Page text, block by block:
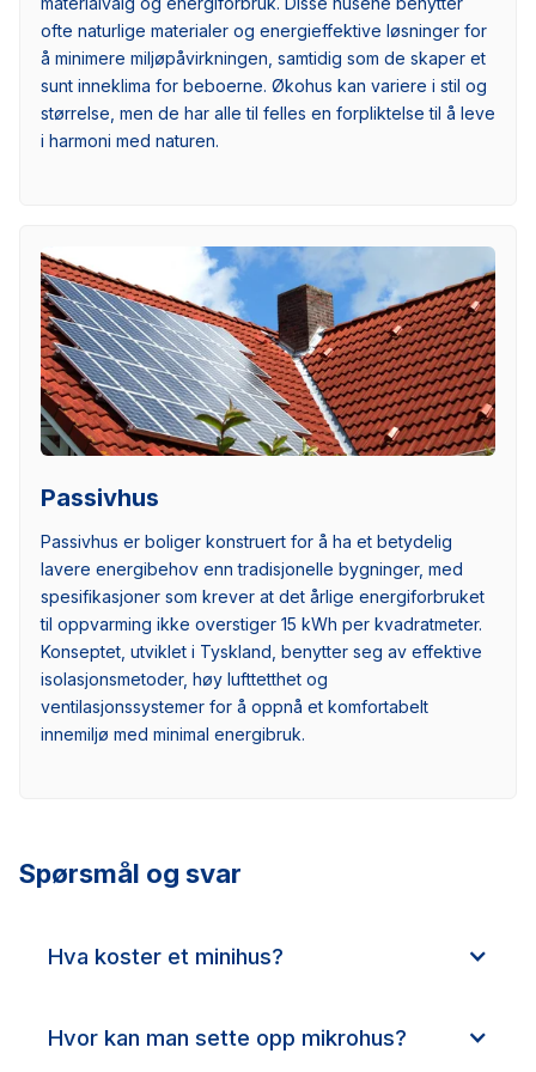
ofte naturlige materialer og energieffektive løsninger for
å minimere miljøpåvirkningen, samtidig som de skaper et
sunt inneklima for beboerne. Økohus kan variere i stil og
størrelse, men de har alle til felles en forpliktelse til å leve
i harmoni med naturen.
Passivhus
Passivhus er boliger konstruert for å ha et betydelig
lavere energibehov enn tradisjonelle bygninger, med
spesifikasjoner som krever at det årlige energiforbruket
til oppvarming ikke overstiger 15 kWh per kvadratmeter.
Konseptet, utviklet i Tyskland, benytter seg av effektive
isolasjonsmetoder, høy lufttetthet og
ventilasjonssystemer for å oppnå et komfortabelt
innemiljø med minimal energibruk.
Spørsmål og svar
Hva koster et minihus?
Hvor kan man sette opp mikrohus?